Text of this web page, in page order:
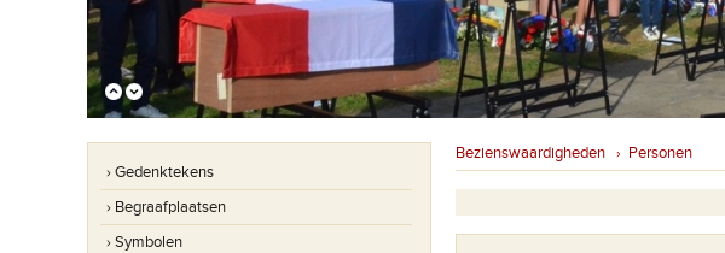
› Gedenktekens
› Begraafplaatsen
› Symbolen
Bezienswaardigheden › Personen